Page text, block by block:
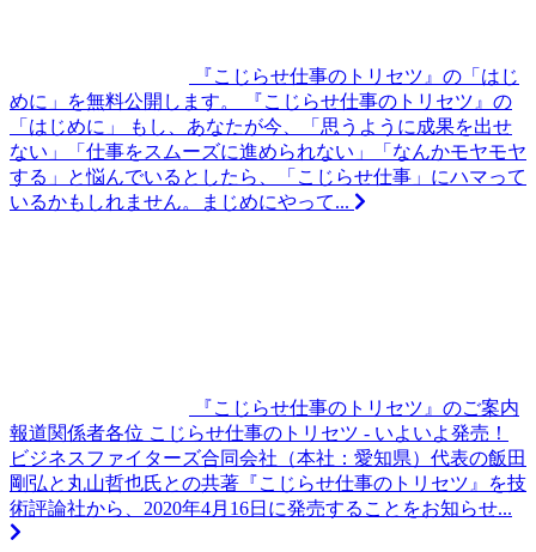
『こじらせ仕事のトリセツ』の「はじ
めに」を無料公開します。
『こじらせ仕事のトリセツ』の
「はじめに」 もし、あなたが今、「思うように成果を出せ
ない」「仕事をスムーズに進められない」「なんかモヤモヤ
する」と悩んでいるとしたら、「こじらせ仕事」にハマって
いるかもしれません。まじめにやって...
『こじらせ仕事のトリセツ』のご案内
報道関係者各位 こじらせ仕事のトリセツ - いよいよ発売！
ビジネスファイターズ合同会社（本社：愛知県）代表の飯田
剛弘と丸山哲也氏との共著『こじらせ仕事のトリセツ』を技
術評論社から、2020年4月16日に発売することをお知らせ...